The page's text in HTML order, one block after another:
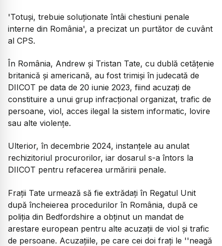
'Totuși, trebuie soluționate întâi chestiuni penale
interne din România', a precizat un purtător de cuvânt
al CPS.
În România, Andrew și Tristan Tate, cu dublă cetățenie
britanică și americană, au fost trimiși în judecată de
DIICOT pe data de 20 iunie 2023, fiind acuzați de
constituire a unui grup infracțional organizat, trafic de
persoane, viol, acces ilegal la sistem informatic, lovire
sau alte violențe.
Ulterior, în decembrie 2024, instanțele au anulat
rechizitoriul procurorilor, iar dosarul s-a întors la
DIICOT pentru refacerea urmăririi penale.
Frații Tate urmează să fie extrădați în Regatul Unit
după încheierea procedurilor în România, după ce
poliția din Bedfordshire a obținut un mandat de
arestare european pentru alte acuzații de viol și trafic
de persoane. Acuzațiile, pe care cei doi frați le ''neagă